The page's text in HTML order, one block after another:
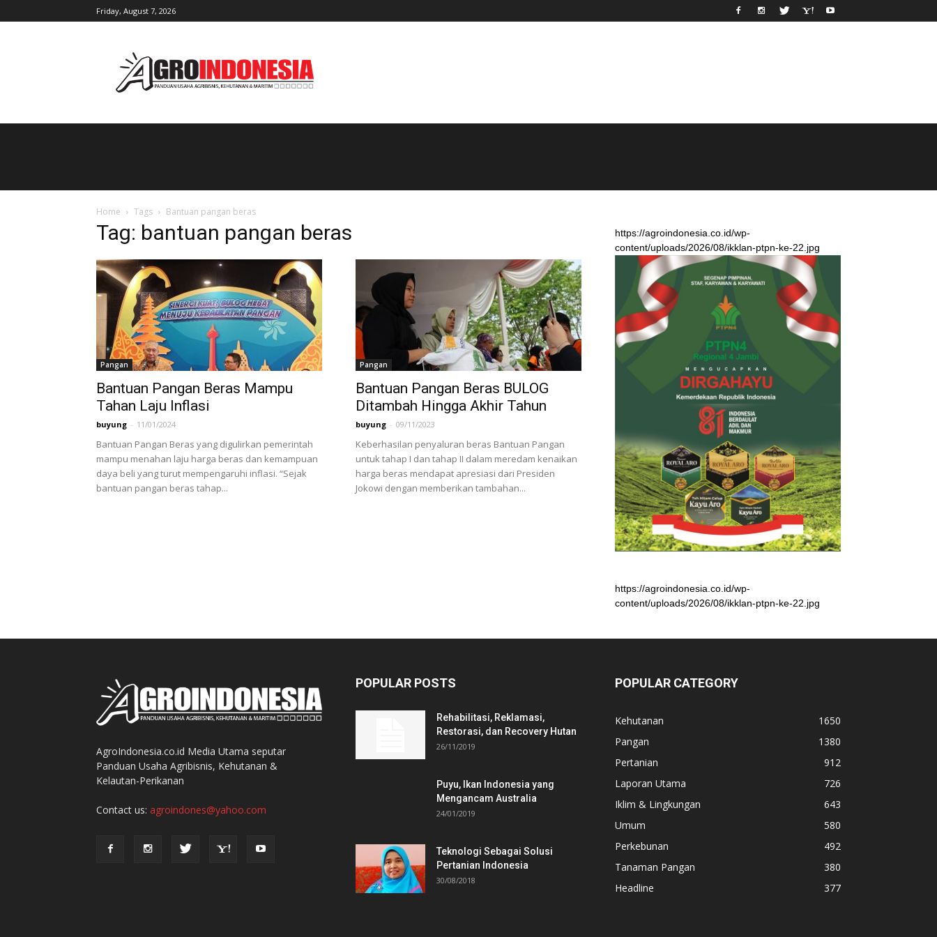
Friday, August 7, 2026
Home Tags Bantuan pangan beras
Tag: bantuan pangan beras
Pangan
Bantuan Pangan Beras Mampu
Tahan Laju Inflasi
buyung - 11/01/2024
Bantuan Pangan Beras yang digulirkan pemerintah
mampu menahan laju harga beras dan kemampuan
daya beli yang turut mempengaruhi inflasi. “Sejak
bantuan pangan beras tahap...
Pangan
Bantuan Pangan Beras BULOG
Ditambah Hingga Akhir Tahun
buyung - 09/11/2023
Keberhasilan penyaluran beras Bantuan Pangan
untuk tahap I dan tahap II dalam meredam kenaikan
harga beras mendapat apresiasi dari Presiden
Jokowi dengan memberikan tambahan...
https://agroindonesia.co.id/wp-
content/uploads/2026/08/ikklan-ptpn-ke-22.jpg
https://agroindonesia.co.id/wp-
content/uploads/2026/08/ikklan-ptpn-ke-22.jpg
AgroIndonesia.co.id Media Utama seputar
Panduan Usaha Agribisnis, Kehutanan &
Kelautan-Perikanan
Contact us: agroindones@yahoo.com
POPULAR POSTS
Rehabilitasi, Reklamasi,
Restorasi, dan Recovery Hutan
26/11/2019
Puyu, Ikan Indonesia yang
Mengancam Australia
24/01/2019
Teknologi Sebagai Solusi
Pertanian Indonesia
30/08/2018
POPULAR CATEGORY
Kehutanan
1650
Pangan
1380
Pertanian
912
Laporan Utama
726
Iklim & Lingkungan
643
Umum
580
Perkebunan
492
Tanaman Pangan
380
Headline
377